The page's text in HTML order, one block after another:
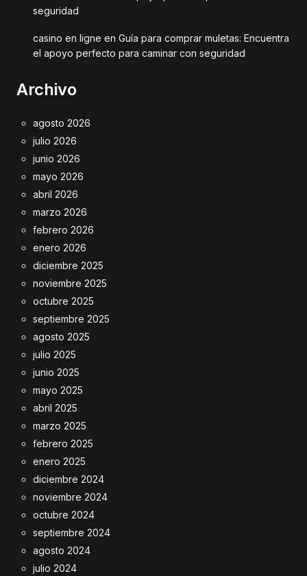
seguridad
casino en ligne en Guía para comprar muletas: Encuentra
el apoyo perfecto para caminar con seguridad
Archivo
agosto 2026
julio 2026
junio 2026
mayo 2026
abril 2026
marzo 2026
febrero 2026
enero 2026
diciembre 2025
noviembre 2025
octubre 2025
septiembre 2025
agosto 2025
julio 2025
junio 2025
mayo 2025
abril 2025
marzo 2025
febrero 2025
enero 2025
diciembre 2024
noviembre 2024
octubre 2024
septiembre 2024
agosto 2024
julio 2024